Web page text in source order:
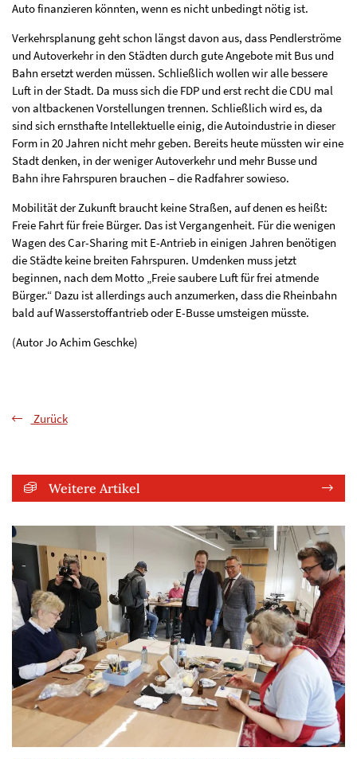
Auto finanzieren könnten, wenn es nicht unbedingt nötig ist.
Verkehrsplanung geht schon längst davon aus, dass Pendlerströme
und Autoverkehr in den Städten durch gute Angebote mit Bus und
Bahn ersetzt werden müssen. Schließlich wollen wir alle bessere
Luft in der Stadt. Da muss sich die FDP und erst recht die CDU mal
von altbackenen Vorstellungen trennen. Schließlich wird es, da
sind sich ernsthafte Intellektuelle einig, die Autoindustrie in dieser
Form in 20 Jahren nicht mehr geben. Bereits heute müssten wir eine
Stadt denken, in der weniger Autoverkehr und mehr Busse und
Bahn ihre Fahrspuren brauchen – die Radfahrer sowieso.
Mobilität der Zukunft braucht keine Straßen, auf denen es heißt:
Freie Fahrt für freie Bürger. Das ist Vergangenheit. Für die wenigen
Wagen des Car-Sharing mit E-Antrieb in einigen Jahren benötigen
die Städte keine breiten Fahrspuren. Umdenken muss jetzt
beginnen, nach dem Motto „Freie saubere Luft für frei atmende
Bürger.“ Dazu ist allerdings auch anzumerken, dass die Rheinbahn
bald auf Wasserstoffantrieb oder E-Busse umsteigen müsste.
(Autor Jo Achim Geschke)
Zurück
Weitere Artikel